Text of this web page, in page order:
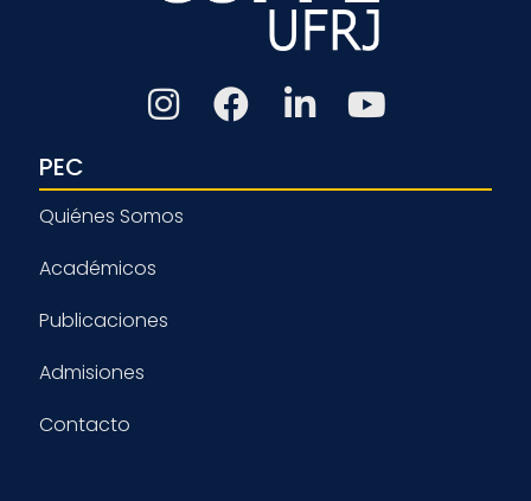
PEC
Quiénes Somos
Académicos
Publicaciones
Admisiones
Contacto